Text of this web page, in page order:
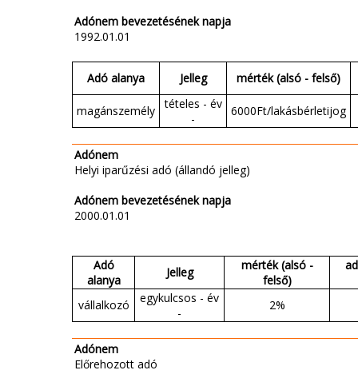
Adónem bevezetésének napja
1992.01.01
Adó alanya Jelleg mérték (alsó - felső)
magánszemély
tételes - év
-
6000Ft/lakásbérletijog
Adónem
Helyi iparűzési adó (állandó jelleg)
Adónem bevezetésének napja
2000.01.01
Adó
alanya
Jelleg
mérték (alsó -
felső)
vállalkozó
egykulcsos - év
-
2%
Adónem
Előrehozott adó